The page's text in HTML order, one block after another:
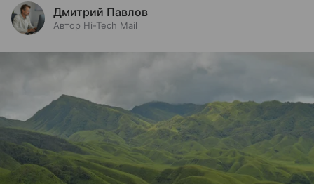
Дмитрий Павлов
Автор Hi-Tech Mail